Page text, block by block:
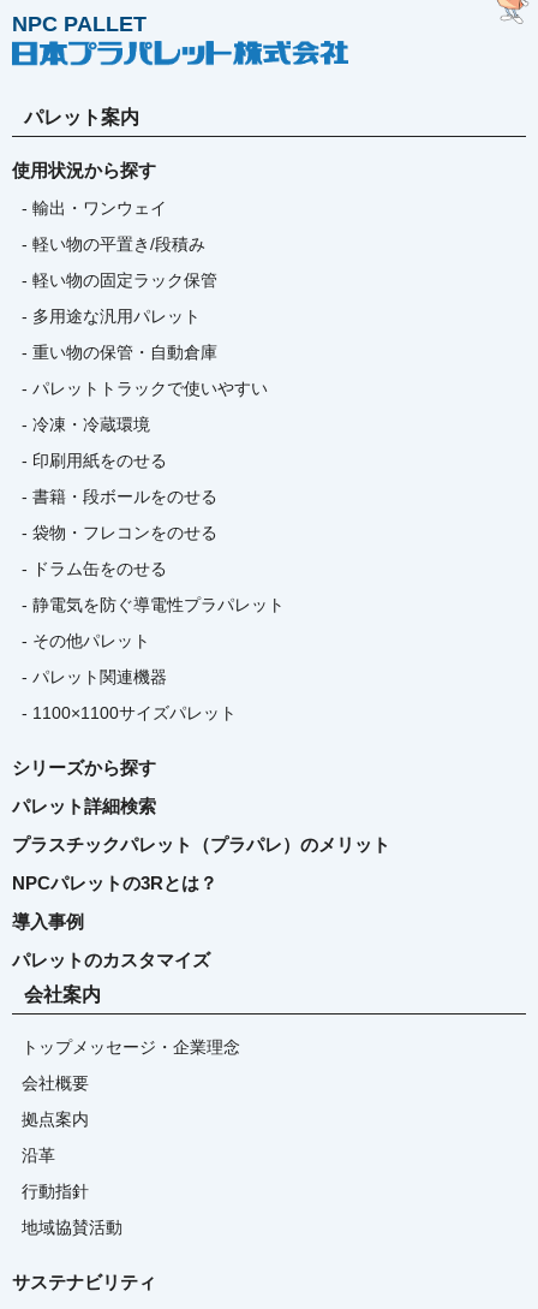
NPC PALLET
パレット案内
使用状況から探す
- 輸出・ワンウェイ
- 軽い物の平置き/段積み
- 軽い物の固定ラック保管
- 多用途な汎用パレット
- 重い物の保管・自動倉庫
- パレットトラックで使いやすい
- 冷凍・冷蔵環境
- 印刷用紙をのせる
- 書籍・段ボールをのせる
- 袋物・フレコンをのせる
- ドラム缶をのせる
- 静電気を防ぐ導電性プラパレット
- その他パレット
- パレット関連機器
- 1100×1100サイズパレット
シリーズから探す
パレット詳細検索
プラスチックパレット（プラパレ）のメリット
NPCパレットの3Rとは？
導入事例
パレットのカスタマイズ
会社案内
トップメッセージ・企業理念
会社概要
拠点案内
沿革
行動指針
地域協賛活動
サステナビリティ